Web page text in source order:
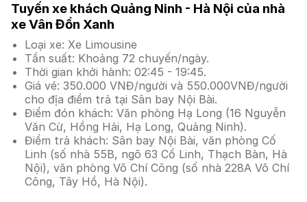
Tuyến xe khách Quảng Ninh - Hà Nội của nhà
xe Vân Đồn Xanh
Loại xe: Xe Limousine
Tần suất: Khoảng 72 chuyến/ngày.
Thời gian khởi hành: 02:45 - 19:45.
Giá vé: 350.000 VNĐ/người và 550.000VNĐ/người
cho địa điểm trả tại Sân bay Nội Bài.
Điểm đón khách: Văn phòng Hạ Long (16 Nguyễn
Văn Cừ, Hồng Hải, Hạ Long, Quảng Ninh).
Điểm trả khách: Sân bay Nội Bài, văn phòng Cố
Linh (số nhà 55B, ngõ 63 Cổ Linh, Thạch Bàn, Hà
Nội), văn phòng Võ Chí Công (số nhà 228A Võ Chí
Công, Tây Hồ, Hà Nội).